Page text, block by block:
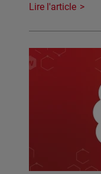
Lire l'article